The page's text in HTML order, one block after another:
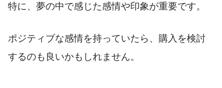
特に、夢の中で感じた感情や印象が重要です。
ポジティブな感情を持っていたら、購入を検討
するのも良いかもしれません。